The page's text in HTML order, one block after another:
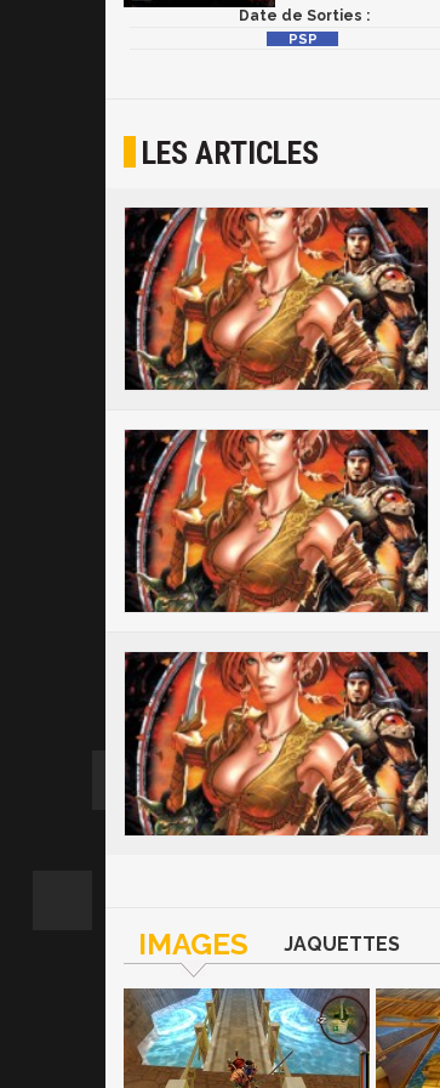
Date de Sorties :
LES ARTICLES
IMAGES JAQUETTES